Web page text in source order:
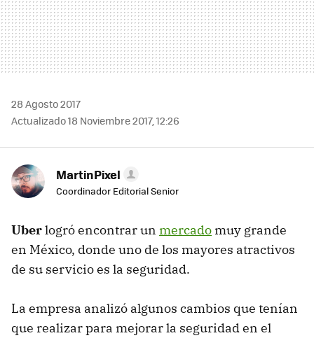
28 Agosto 2017
Actualizado 18 Noviembre 2017, 12:26
MartinPixel
Coordinador Editorial Senior
Uberlogró encontrar un mercado muy grande
en México, donde uno de los mayores atractivos
de su servicio es la seguridad.
La empresa analizó algunos cambios que tenían
que realizar para mejorar la seguridad en el